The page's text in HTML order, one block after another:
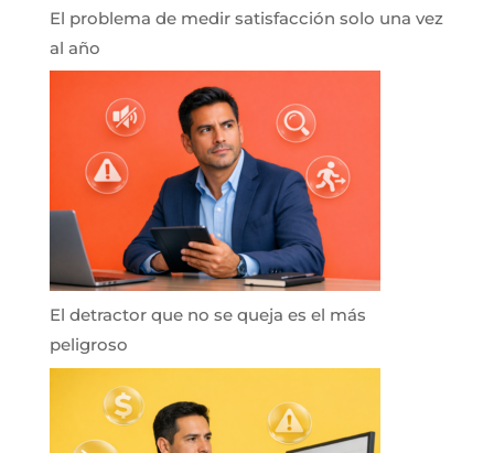
El problema de medir satisfacción solo una vez
al año
El detractor que no se queja es el más
peligroso